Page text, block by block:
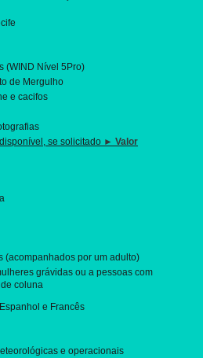
(WIND Nível 5Pro)
de Mergulho
e cacifos
se solicitado ► Valor
(acompanhados por um adulto)
grávidas ou a pessoas com
coluna
e Francês
e operacionais